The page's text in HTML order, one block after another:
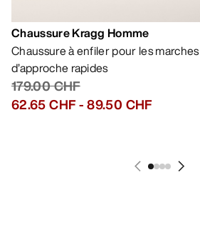
Chaussure Kragg Homme
Chaussure à enfiler pour les marches
d’approche rapides
179.00 CHF
62.65 CHF-89.50 CHF